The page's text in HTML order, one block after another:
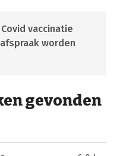
vaccinatie
worden
gevonden